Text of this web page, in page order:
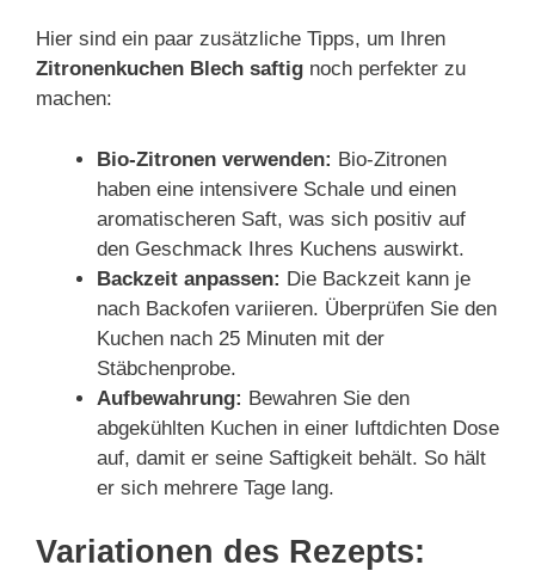
Hier sind ein paar zusätzliche Tipps, um Ihren
Zitronenkuchen Blech saftig noch perfekter zu
machen:
Bio-Zitronen verwenden: Bio-Zitronen
haben eine intensivere Schale und einen
aromatischeren Saft, was sich positiv auf
den Geschmack Ihres Kuchens auswirkt.
Backzeit anpassen: Die Backzeit kann je
nach Backofen variieren. Überprüfen Sie den
Kuchen nach 25 Minuten mit der
Stäbchenprobe.
Aufbewahrung: Bewahren Sie den
abgekühlten Kuchen in einer luftdichten Dose
auf, damit er seine Saftigkeit behält. So hält
er sich mehrere Tage lang.
Variationen des Rezepts: